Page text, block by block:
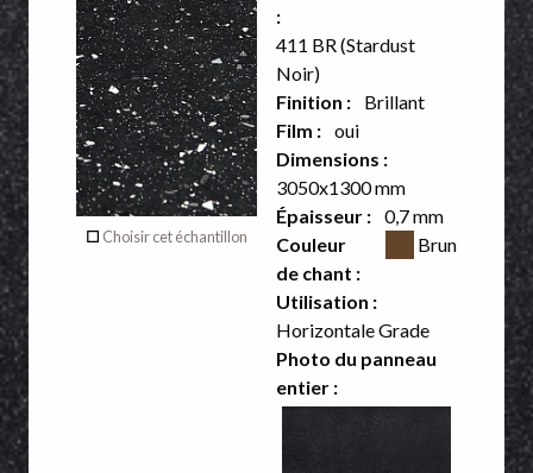
le verso
de ce
produit
Verso
Choisir cet échantillon
:
411 BR (Stardust
Noir)
Finition :
Brillant
Film : oui
Dimensions :
3050x1300 mm
Épaisseur : 0,7 mm
Couleur
de chant :
Couleur CSS
Brun
Utilisation :
Horizontale Grade
Photo du panneau
entier :